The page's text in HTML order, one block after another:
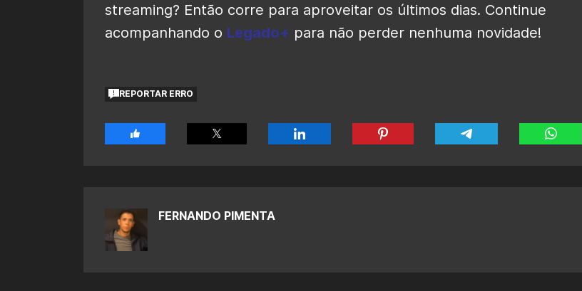
streaming? Então corre para aproveitar os últimos dias. Continue
acompanhando o Legado+ para não perder nenhuma novidade!
REPORTAR ERRO
FERNANDO PIMENTA